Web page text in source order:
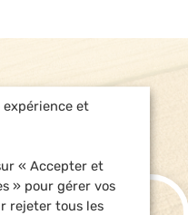
et
« Accepter et
» pour gérer vos
rejeter tous les